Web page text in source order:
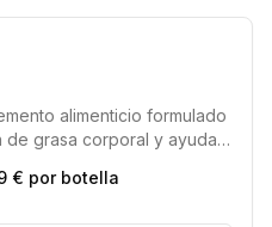
alimenticio formulado
grasa corporal y ayudar
€ por botella